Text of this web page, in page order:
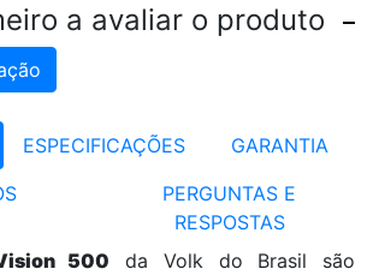
a avaliar o produto
ESPECIFICAÇÕES
GARANTIA
PERGUNTAS E
RESPOSTAS
500 da Volk do Brasil são